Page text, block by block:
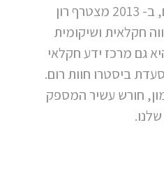
לייצר גבינה גלילית ואיכותית. חלפו מאז הרבה שנים, ב- 2013 מצטרף רון
חקלאית ושיקומית
גם מרכז ידע חקלאי
ביסטרו חוות רום.
חורש עשיר המספק